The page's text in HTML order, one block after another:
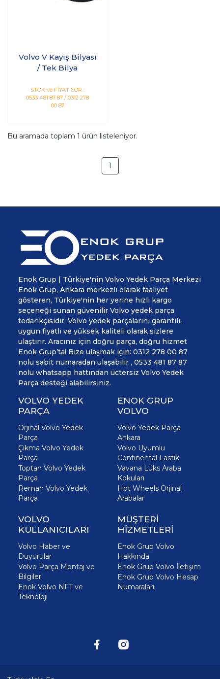
Volvo V Kayış Bilyası
/ Tek Bilya
STOK ve FİYAT SOR :
0533 481 87 87 / 0312 278
00 87
Bu aramada toplam 1 ürün listeleniyor.
1
Enok Grup | Türkiye'nin Volvo Yedek Parça Merkezi
Enok Grup, Ankara merkezli olarak faaliyet
gösteren, Türkiye'nin her yerine hızlı kargo
seçeneği sunan güvenilir Volvo yedek parça
tedarikçisidir. Volvo yedek parçalarını garantili,
uygun fiyatlı ve yüksek kaliteli olarak sizlere
ulaştırır. Aracınız için doğru parça, doğru hizmet
Enok Grup’ta! Bize ulaşmak için: 0312 278 00 87
nolu sabit numaradan ulaşabilir , 0533 481 87 87
nolu whatsapp hattından üctersiz Volvo Yedek
Parça desteği alabilirsiniz.
VOLVO YEDEK
PARÇA
Orjinal Volvo Yedek
Parça
Çıkma Volvo Yedek
Parça
Toptan Volvo Yedek
Parça
Reman Volvo Yedek
Parça
ENOK GRUP
VOLVO
Volvo Yedek Parça
Ankara
Volvo Uyumlu
Continental Lastik
Vavana Lüks Araba
Kokuları
Hot Wheels Orjinal
Arabalar
VOLVO
KULLANICILARI
Volvo Haber ve
Duyurular
Volvo Parça Montaj ve
Bilgiler
Enok Volvo NFT ve
Teknoloji
MÜŞTERİ
HİZMETLERİ
Enok Grup Volvo
Hakkında
Enok Grup Volvo İletişim
Enok Grup Volvo Hesap
Numaraları